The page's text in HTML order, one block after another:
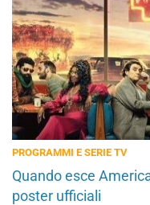
PROGRAMMI E SERIE TV
Quando esce
poster ufficiali